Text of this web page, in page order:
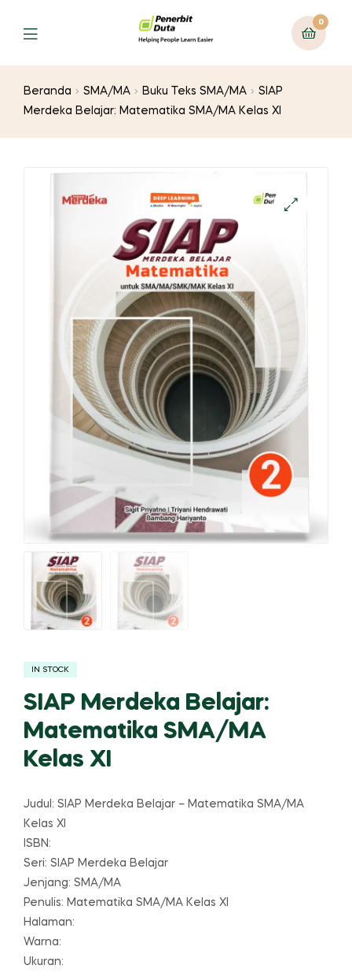
Menu
0
Beranda SMA/MA Buku Teks SMA/MA
SIAP
Merdeka Belajar: Matematika SMA/MA Kelas XI
IN STOCK
SIAP Merdeka Belajar:
Matematika SMA/MA
Kelas XI
Judul: SIAP Merdeka Belajar – Matematika SMA/MA
Kelas XI
ISBN:
Seri: SIAP Merdeka Belajar
Jenjang: SMA/MA
Penulis: Matematika SMA/MA Kelas XI
Halaman:
Warna:
Ukuran: